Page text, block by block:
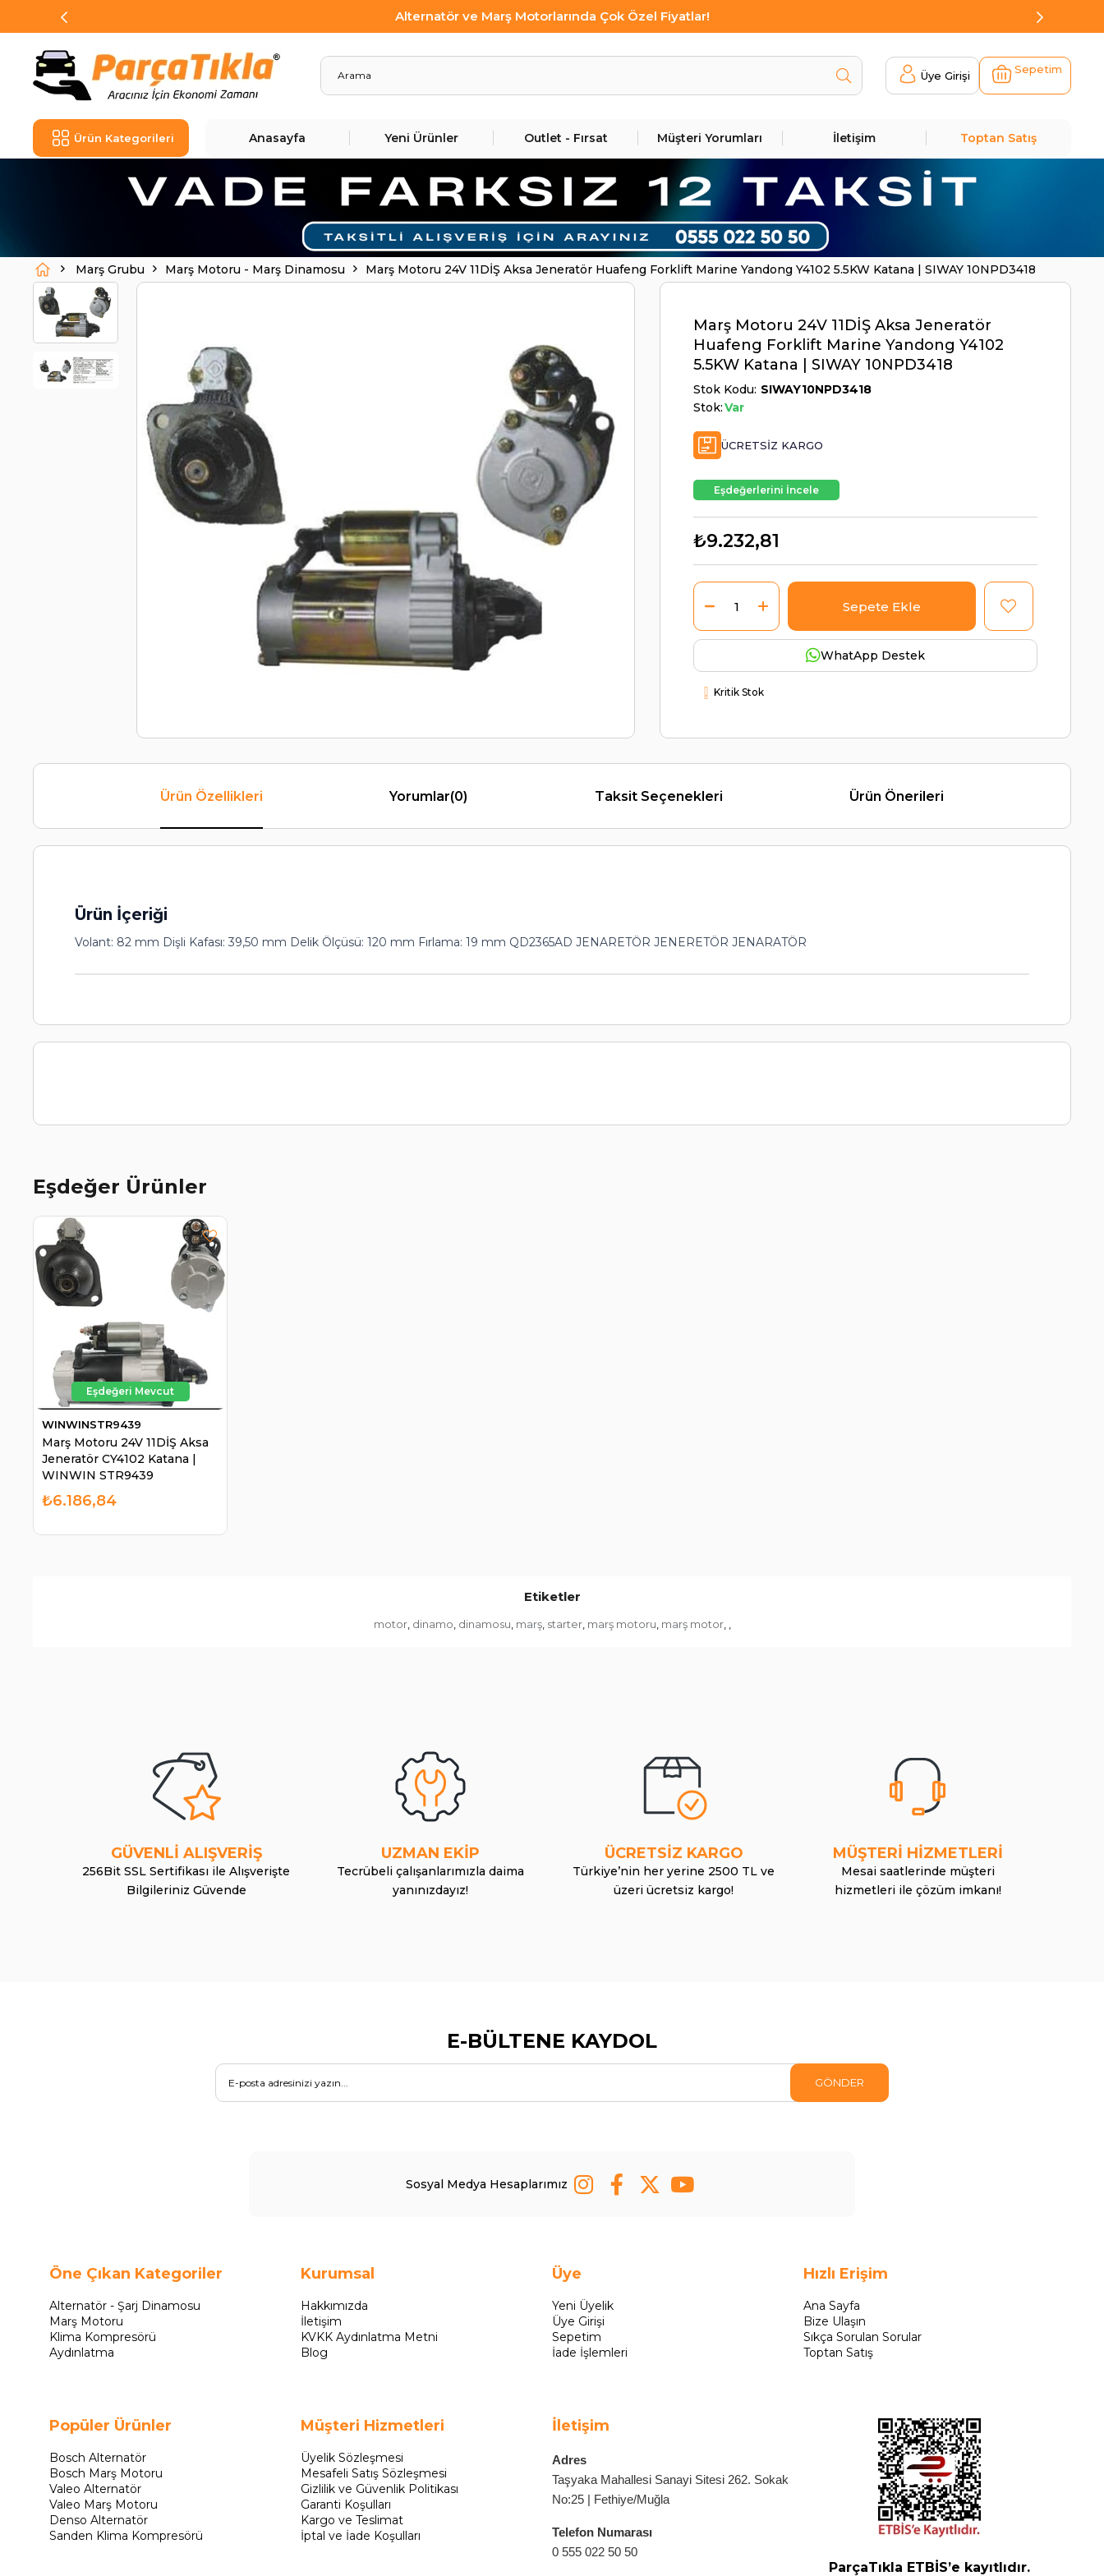
Alternatör ve Marş Motorlarında Çok Özel Fiyatlar!
Üye Girişi Sepetim
Ürün Kategorileri Anasayfa Yeni Ürünler Outlet - Fırsat Müşteri Yorumları İletişim Toptan Satış
Marş Grubu Marş Motoru - Marş Dinamosu Marş Motoru 24V 11DİŞ Aksa Jeneratör Huafeng Forklift Marine Yandong Y4102 5.5KW Katana | SIWAY 10NPD3418
Marş Motoru 24V 11DİŞ Aksa Jeneratör
Huafeng Forklift Marine Yandong Y4102
5.5KW Katana | SIWAY 10NPD3418
Stok Kodu SIWAY10NPD3418
Stok:Var
ÜCRETSIZ KARGO
Eşdeğerlerini İncele
₺9.232,81
WhatApp Destek
Kritik Stok
Ürün Özellikleri Yorumlar(0) Taksit Seçenekleri Ürün Önerileri
Ürün İçeriği
Volant: 82 mm Dişli Kafası: 39,50 mm Delik Ölçüsü: 120 mm Fırlama: 19 mm QD2365AD JENARETÖR JENERETÖR JENARATÖR
Eşdeğer Ürünler
Marş Motoru 24V 11DİŞ Aksa
Jeneratör CY4102 Katana |
WINWIN STR9439
WINWINSTR9439
₺6.186,84
Etiketler
motor, dinamo dinamosu marş, starter, marş motoru marş motor,
GÜVENLİ ALIŞVERİŞ
256Bit SSL Sertifikası ile Alışverişte
Bilgileriniz Güvende
UZMAN EKİP
Tecrübeli çalışanlarımızla daima
yanınızdayız!
ÜCRETSİZ KARGO
Türkiye’nin her yerine 2500 TL ve
üzeri ücretsiz kargo!
MÜŞTERİ HİZMETLERİ
Mesai saatlerinde müşteri
hizmetleri ile çözüm imkanı!
E-BÜLTENE KAYDOL
GÖNDER
Sosyal Medya Hesaplarımız
Öne Çıkan Kategoriler
Alternatör - Şarj Dinamosu
Marş Motoru
Klima Kompresörü
Aydınlatma
Popüler Ürünler
Bosch Alternatör
Bosch Marş Motoru
Valeo Alternatör
Valeo Marş Motoru
Denso Alternatör
Sanden Klima Kompresörü
Kurumsal
Hakkımızda
İletişim
KVKK Aydınlatma Metni
Blog
Müşteri Hizmetleri
Üyelik Sözleşmesi
Mesafeli Satış Sözleşmesi
Gizlilik ve Güvenlik Politikası
Garanti Koşulları
Kargo ve Teslimat
İptal ve İade Koşulları
Üye
Yeni Üyelik
Üye Girişi
Sepetim
İade İşlemleri
İletişim
Adres
Taşyaka Mahallesi Sanayi Sitesi 262. Sokak
No:25 | Fethiye/Muğla
Telefon Numarası
0 555 022 50 50
Hızlı Erişim
Ana Sayfa
Bize Ulaşın
Sıkça Sorulan Sorular
Toptan Satış
ParçaTıkla ETBİS’e kayıtlıdır.